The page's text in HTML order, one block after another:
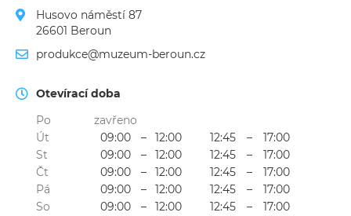
Husovo náměstí 87
26601 Beroun
produkce@muzeum-beroun.cz
Otevírací doba
Po
zavřeno
Út
09:00 – 12:00 12:45 –
17:00
St
09:00 – 12:00 12:45 –
17:00
Čt
09:00 – 12:00 12:45 –
17:00
Pá
09:00 – 12:00 12:45 –
17:00
So
09:00 – 12:00 12:45 –
17:00